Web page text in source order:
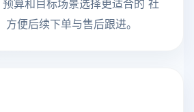
算和目标场景选择更适合的 社
便后续下单与售后跟进。